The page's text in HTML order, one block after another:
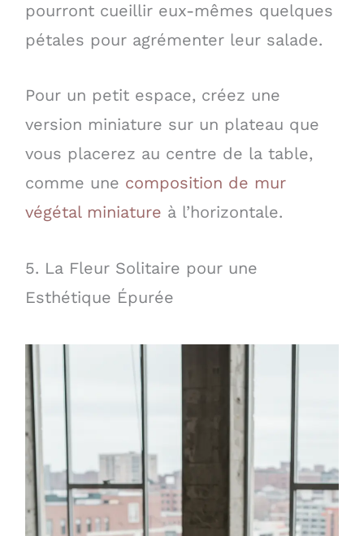
pourront cueillir eux-mêmes quelques
pétales pour agrémenter leur salade.
Pour un petit espace, créez une
version miniature sur un plateau que
vous placerez au centre de la table,
comme une composition de mur
végétal miniature à l’horizontale.
5. La Fleur Solitaire pour une
Esthétique Épurée